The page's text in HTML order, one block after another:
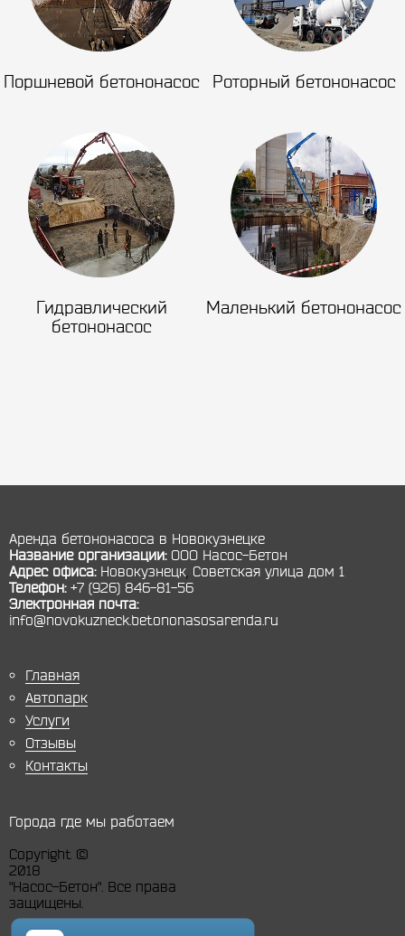
Поршневой бетононасос Роторный бетононасос
Гидравлический
бетононасос
Маленький бетононасос
Аренда бетононасоса в Новокузнецке
Название организации: ООО Насос-Бетон
Адрес офиса: Новокузнецк Советская улица дом 1
Телефон: +7 (926) 846-81-56
Электронная почта:
info@novokuzneck.betononasosarenda.ru
Главная
Автопарк
Услуги
Отзывы
Контакты
Города где мы работаем
Copyright ©
2018
"Насос-Бетон". Все права
защищены.